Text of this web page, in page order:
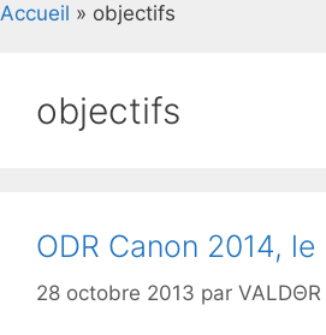
Accueil » objectifs
objectifs
ODR Canon 2014,
28 octobre 2013 par VALDΘR